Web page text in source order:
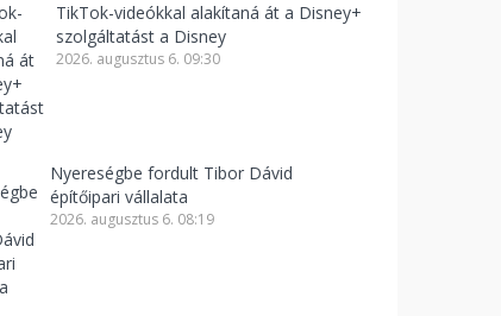
TikTok-videókkal alakítaná át a Disney+
szolgáltatást a Disney
2026. augusztus 6. 09:30
Nyereségbe fordult Tibor Dávid
építőipari vállalata
2026. augusztus 6. 08:19